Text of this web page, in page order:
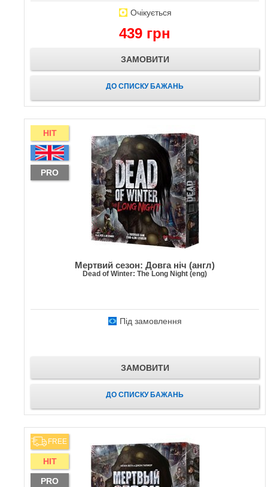
Очікується
439 грн
ЗАМОВИТИ
ДО СПИСКУ БАЖАНЬ
HIT
PRO
Мертвий сезон: Довга ніч (англ)
Dead of Winter: The Long Night (eng)
Під замовлення
ЗАМОВИТИ
ДО СПИСКУ БАЖАНЬ
FREE
HIT
PRO